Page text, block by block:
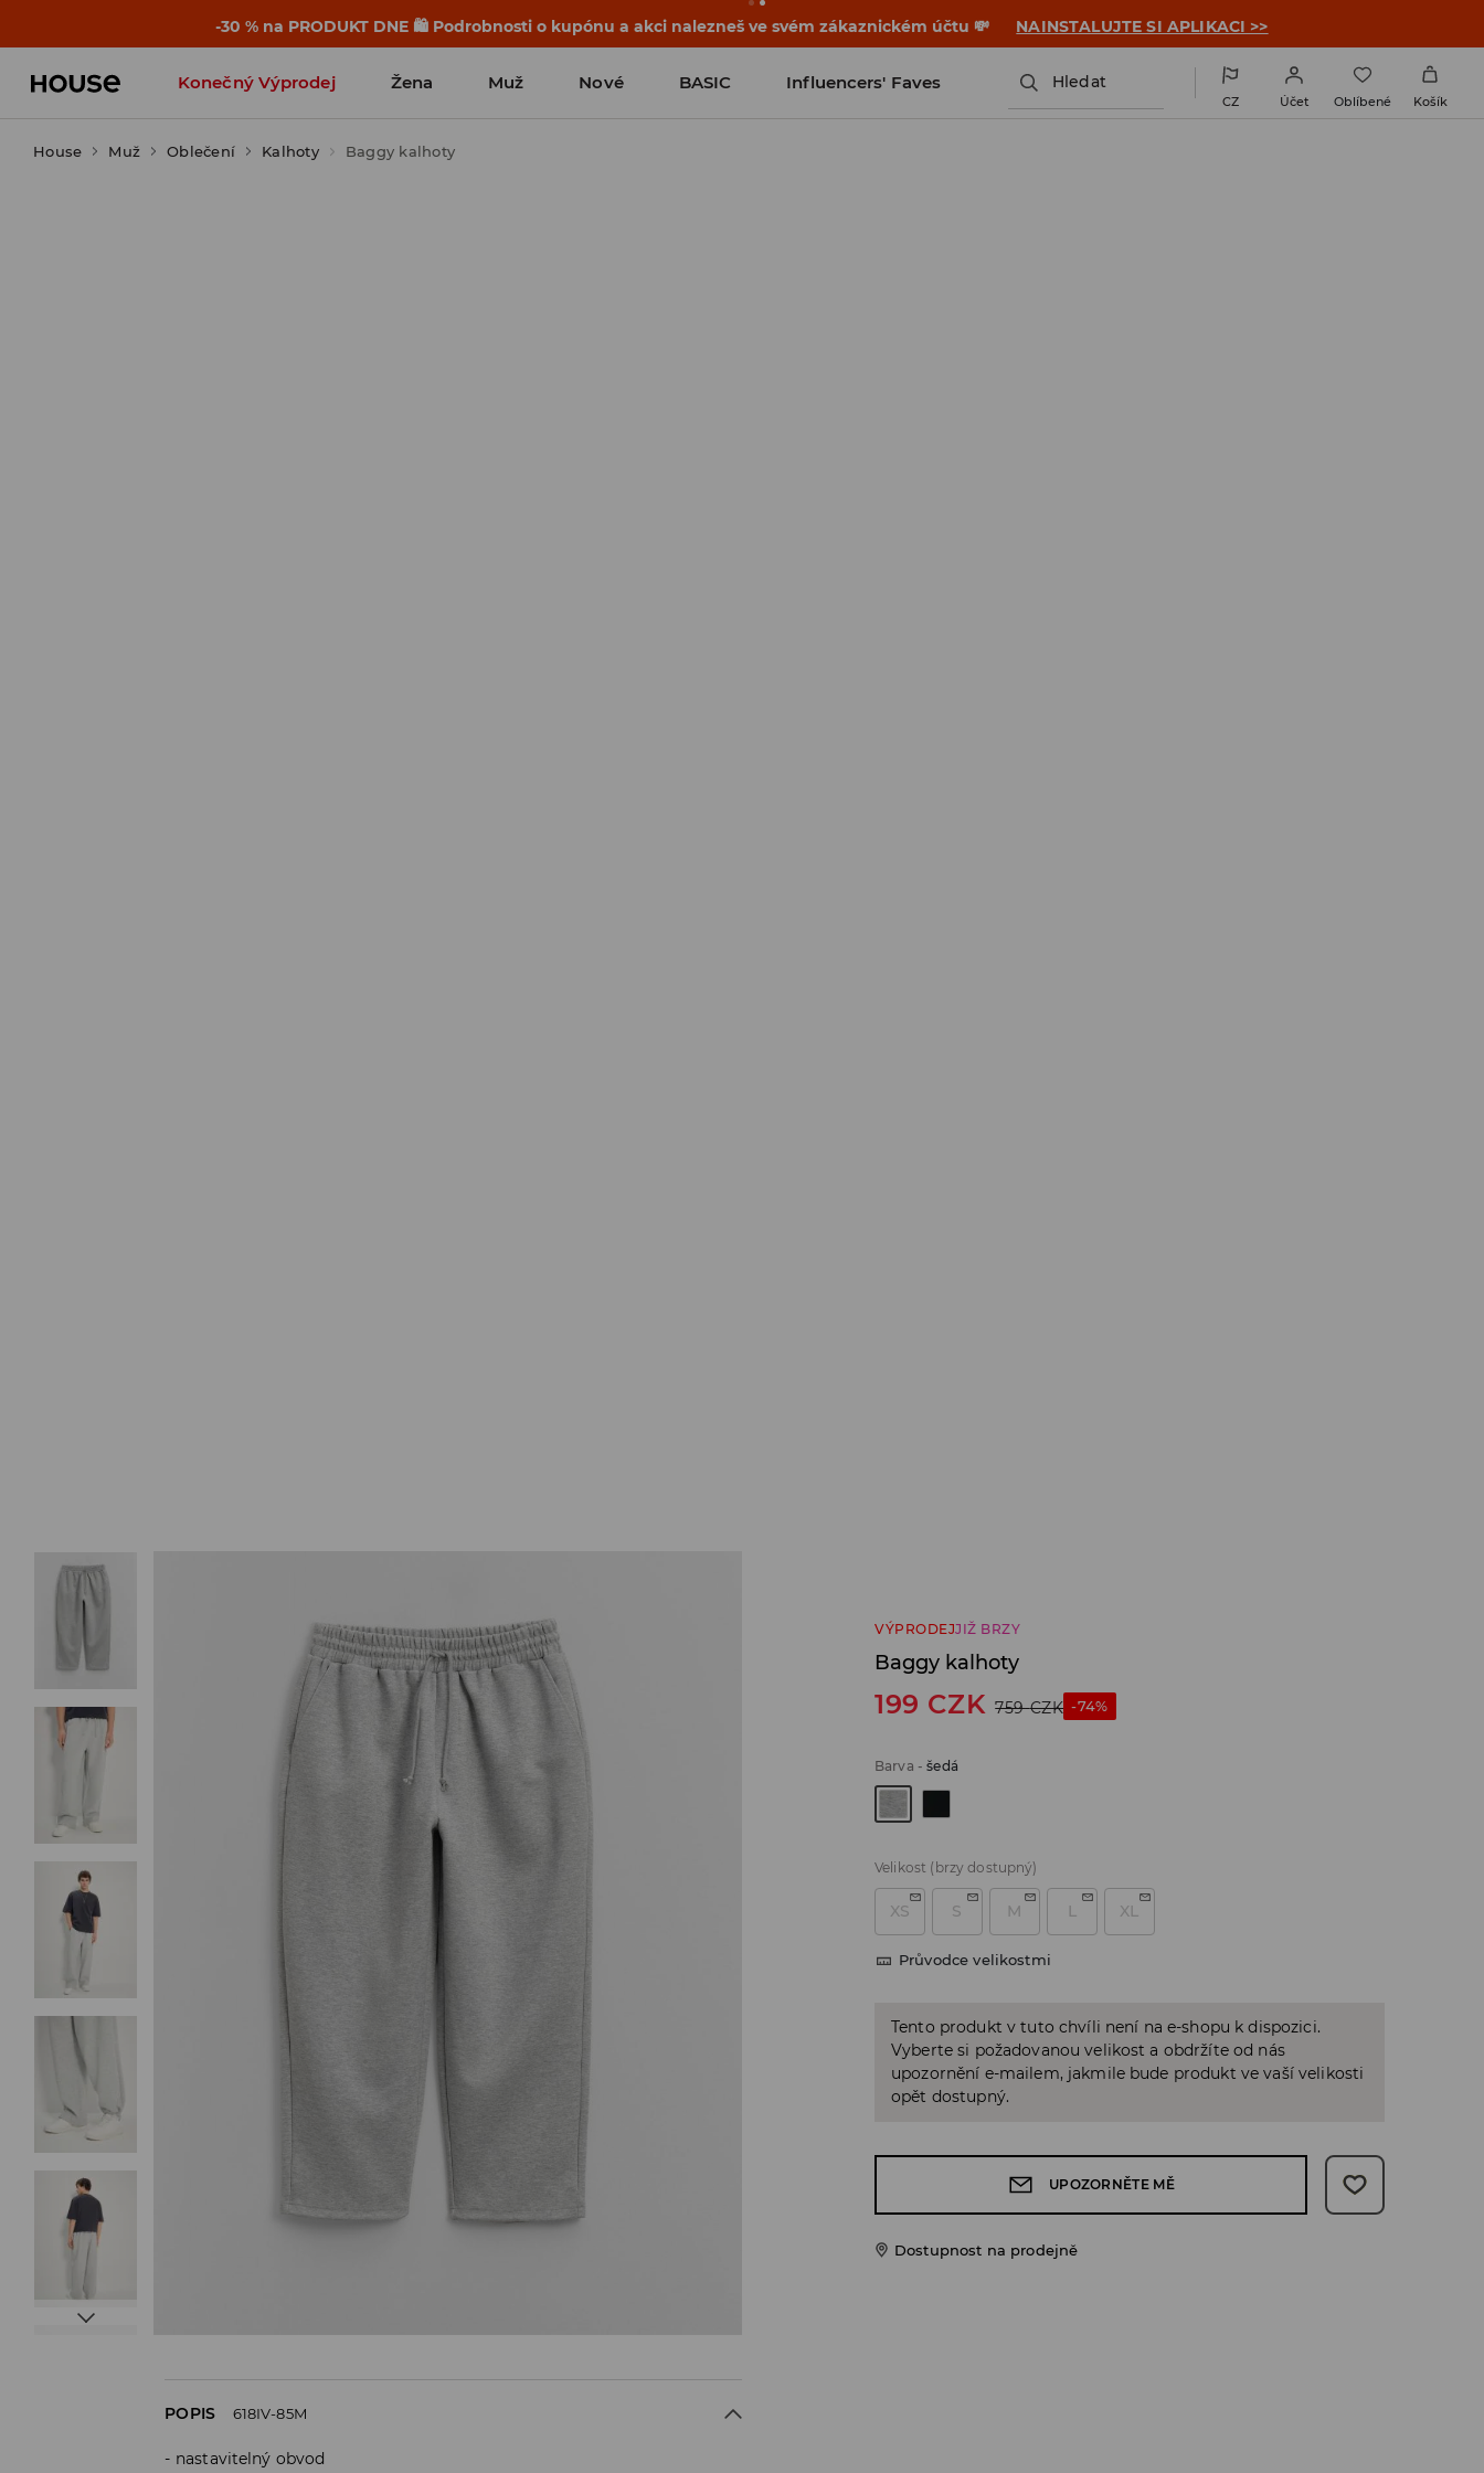
-30 % na PRODUKT DNE 🛍️ Podrobnosti o kupónu a akci nalezneš ve svém zákaznickém účtu 💸 NAINSTALUJTE SI APLIKACI >>
Konečný Výprodej Žena Muž Nové BASIC Influencers' Faves Hledat
CZ Účet Oblíbené Košík
House Muž Oblečení Kalhoty Baggy kalhoty
VÝPRODEJJIŽ BRZY
Baggy kalhoty
199 CZK 759 CZK -74%
Barva -šedá
Velikost (brzy dostupný)
XS S M L XL
Průvodce velikostmi
Tento produkt v tuto chvíli není na e-shopu k dispozici.
Vyberte si požadovanou velikost a obdržíte od nás
upozornění e-mailem, jakmile bude produkt ve vaší velikosti
opět dostupný.
UPOZORNĚTE MĚ
Dostupnost na prodejně
POPIS 618IV-85M
nastavitelný obvod